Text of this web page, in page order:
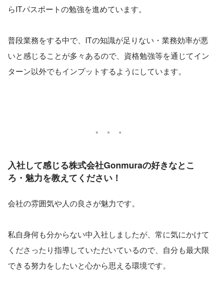
らITパスポートの勉強を進めています。
普段業務をする中で、ITの知識が足りない・業務効率が悪
いと感じることが多々あるので、資格勉強等を通じてイン
ターン以外でもインプットするようにしています。
入社して感じる株式会社Gonmuraの好きなとこ
ろ・魅力を教えてください！
会社の雰囲気や人の良さが魅力です。
私自身何も分からない中入社しましたが、常に気にかけて
くださったり指導していただいているので、自分も最大限
できる努力をしたいと心から思える環境です。